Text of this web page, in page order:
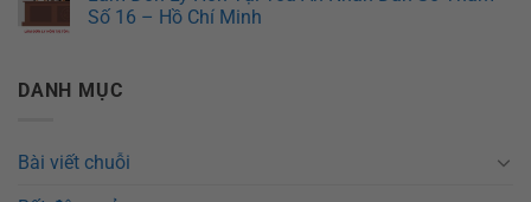
Số 16 – Hồ Chí Minh
DANH MỤC
Bài viết chuỗi